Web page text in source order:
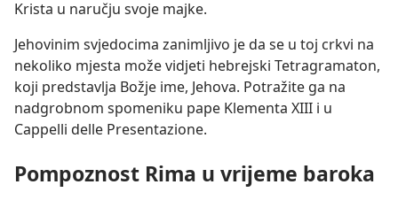
Krista u naručju svoje majke.
Jehovinim svjedocima zanimljivo je da se u toj crkvi na
nekoliko mjesta može vidjeti hebrejski Tetragramaton,
koji predstavlja Božje ime, Jehova. Potražite ga na
nadgrobnom spomeniku pape Klementa XIII i u
Cappelli delle Presentazione.
Pompoznost Rima u vrijeme baroka